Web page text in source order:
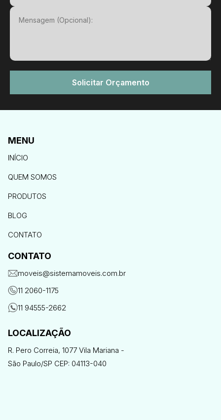
Solicitar Orçamento
MENU
INÍCIO
QUEM SOMOS
PRODUTOS
BLOG
CONTATO
CONTATO
moveis@sistemamoveis.com.br
11 2060-1175
11 94555-2662
LOCALIZAÇÃO
R. Pero Correia, 1077 Vila Mariana -
São Paulo/SP CEP: 04113-040